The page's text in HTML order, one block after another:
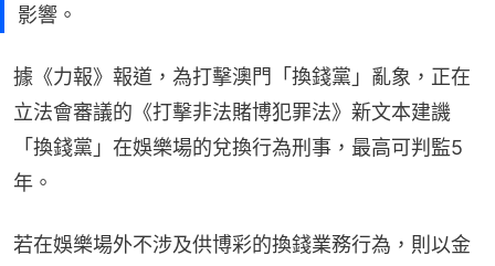
影響。
據《力報》報道，為打擊澳門「換錢黨」亂象，正在
立法會審議的《打擊非法賭博犯罪法》新文本建譏
「換錢黨」在娛樂場的兌換行為刑事，最高可判監5
年。
若在娛樂場外不涉及供博彩的換錢業務行為，則以金